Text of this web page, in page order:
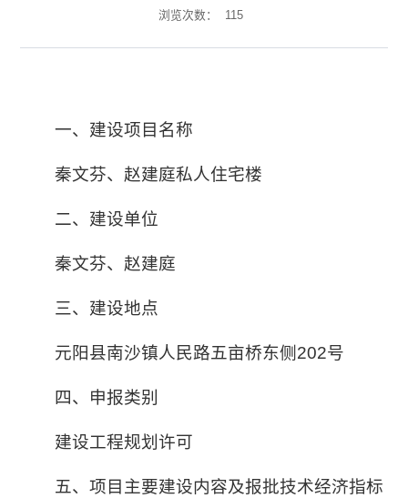
浏览次数：
115
一、建设项目名称
秦文芬、赵建庭私人住宅楼
二、建设单位
秦文芬、赵建庭
三、建设地点
元阳县南沙镇人民路五亩桥东侧202号
四、申报类别
建设工程规划许可
五、项目主要建设内容及报批技术经济指标